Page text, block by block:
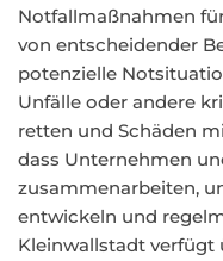
Notfallmaßnahmen
von entscheidender
potenzielle
Unfälle oder andere
retten und Schäden
dass Unternehmen
zusammenarbeiten,
entwickeln und
Kleinwallstadt verfügt